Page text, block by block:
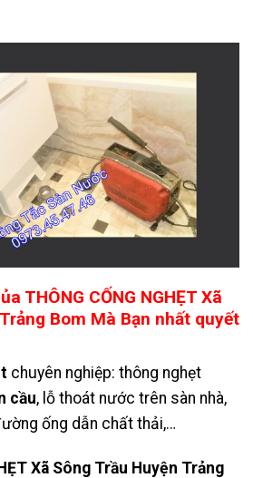
THÔNG CỐNG NGHẸT Xã
Bom Mà Bạn nhất quyết
chuyên nghiệp: thông nghẹt
cầu, lỗ thoát nước trên sàn nhà,
ống dẫn chất thải,…
Xã Sông Trầu Huyện Trảng